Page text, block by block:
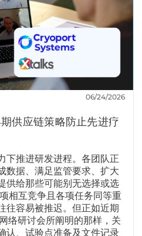
06/24/2026
供应链策略防止先进疗
下推进研发进程。各团队正
数据、满足监管要求、扩大
供给那些可能别无选择或选
相互竞争且各项任务同等重
往容易被推迟。但正如近期
络研讨会所阐明的那样，关
认、试验点准备及文件记录